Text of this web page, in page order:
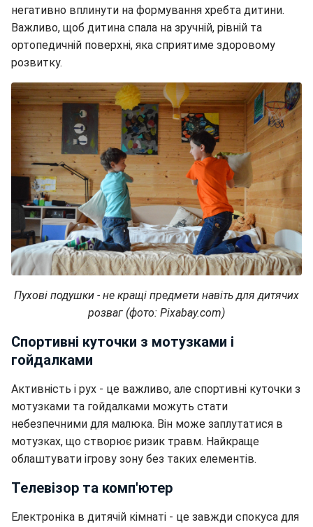
негативно вплинути на формування хребта дитини.
Важливо, щоб дитина спала на зручній, рівній та
ортопедичній поверхні, яка сприятиме здоровому
розвитку.
Пухові подушки - не кращі предмети навіть для дитячих
розваг (фото: Pixabay.com)
Спортивні куточки з мотузками і
гойдалками
Активність і рух - це важливо, але спортивні куточки з
мотузками та гойдалками можуть стати
небезпечними для малюка. Він може заплутатися в
мотузках, що створює ризик травм. Найкраще
облаштувати ігрову зону без таких елементів.
Телевізор та комп'ютер
Електроніка в дитячій кімнаті - це завжди спокуса для